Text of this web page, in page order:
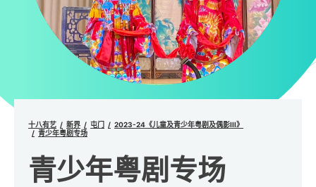
十八有艺 新界 屯门
2023-24《儿童及青少年粤剧及偶影III》
青少年粤剧专场
青少年粤剧专场